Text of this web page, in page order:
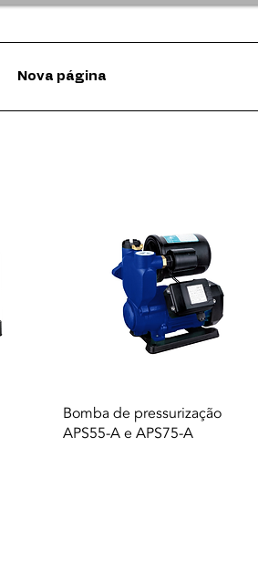
Nova página
Quick View
Bomba de pressurização
APS55-A e APS75-A